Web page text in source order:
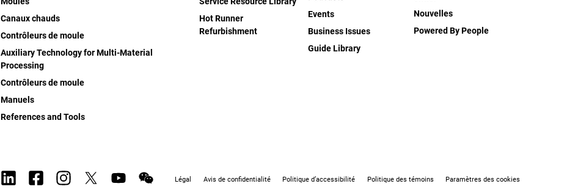
Canaux chauds
Contrôleurs de moule
Auxiliary Technology for Multi-Material
Processing
Contrôleurs de moule
Manuels
References and Tools
Hot Runner
Refurbishment
Events
Business Issues
Guide Library
Nouvelles
Powered By People
Légal Avis de confidentialité Politique d’accessibilité Politique des témoins Paramètres des cookies